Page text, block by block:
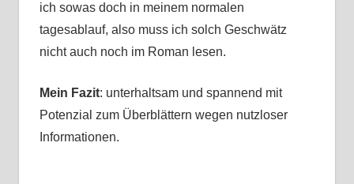
ich sowas doch in meinem normalen
tagesablauf, also muss ich solch Geschwätz
nicht auch noch im Roman lesen.
Mein Fazit: unterhaltsam und spannend mit
Potenzial zum Überblättern wegen nutzloser
Informationen.